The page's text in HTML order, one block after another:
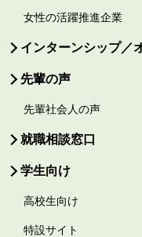
女性の活躍推進企業
インターンシップ／
先輩の声
先輩社会人の声
就職相談窓口
学生向け
高校生向け
特設サイト